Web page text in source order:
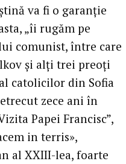
va fi o garanție
„îi rugăm pe
comunist, între care
și alți trei preoți
catolicilor din Sofia
zece ani în
Papei Francisc”,
in terris»,
al XXIII-lea, foarte